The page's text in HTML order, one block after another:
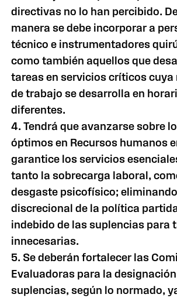
directivas no lo han percibido.
manera se debe incorporar a
técnico e instrumentadores
como también aquellos que
tareas en servicios críticos cuya
de trabajo se desarrolla en
diferentes.
4. Tendrá que avanzarse sobre
óptimos en Recursos humanos
garantice los servicios
tanto la sobrecarga laboral,
desgaste psicofísico;
discrecional de la política
indebido de las suplencias para
innecesarias.
5. Se deberán fortalecer las
Evaluadoras para la
suplencias, según lo normado,